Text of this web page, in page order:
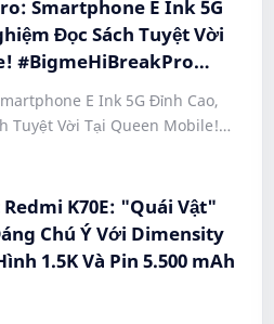
Smartphone E Ink 5G
Đọc Sách Tuyệt Vời
#BigmeHiBreakPro
#QueenMobileE Ink 5G Đỉnh Cao,
Tuyệt Vời Tại Queen Mobile!
K70E: "Quái Vật"
Chú Ý Với Dimensity
1.5K Và Pin 5.500 mAh